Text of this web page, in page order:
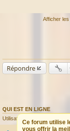
Afficher
Répondre
QUI EST EN LIGNE
Utilisateurs parcourant ce
Ce forum utilise
vous offrir la